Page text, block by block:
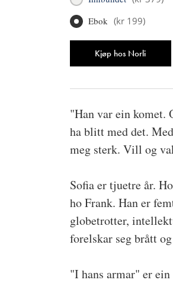
Ebok (kr 199)
Kjøp hos Norli
"Han var ein komet.
ha blitt med det.
meg sterk. Vill og
Sofia er tjuetre år.
ho Frank. Han er
globetrotter,
forelskar seg brått
"I hans armar" er